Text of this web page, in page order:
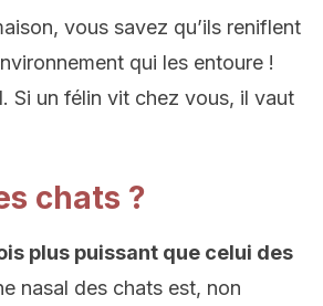
vous savez qu’ils reniflent
qui les entoure !
Si un félin vit chez vous, il vaut
chats ?
plus puissant que celui des
nasal des chats est, non